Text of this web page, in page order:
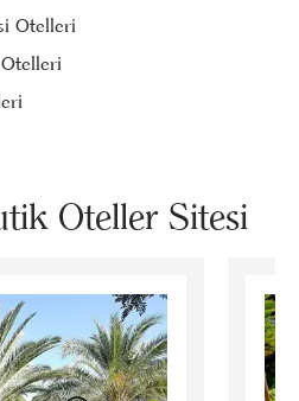
Otelleri
Oteller Sitesi